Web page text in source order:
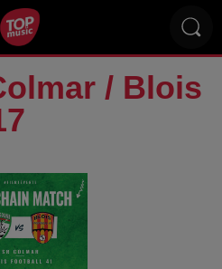
/ Blois